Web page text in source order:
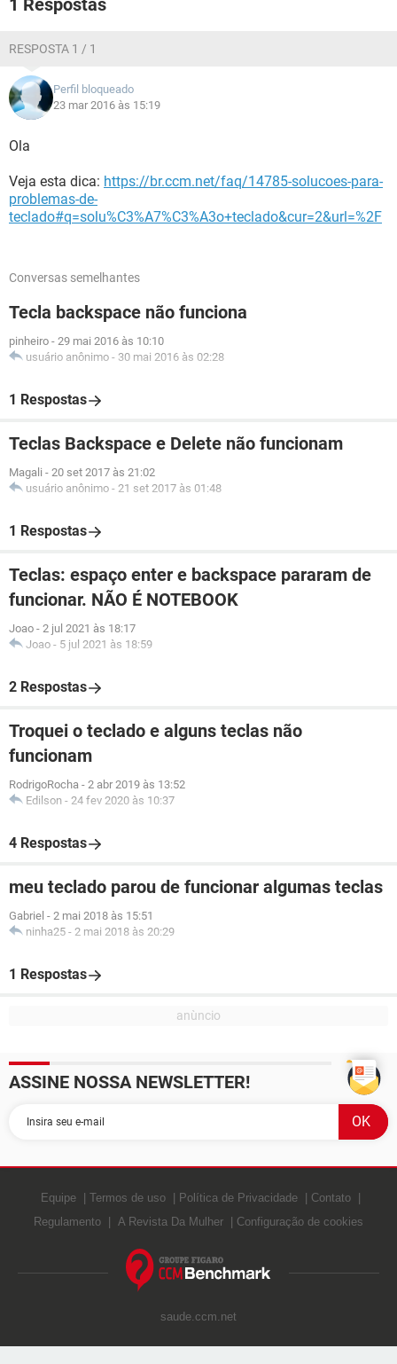
1 Respostas
RESPOSTA 1 / 1
Perfil bloqueado
23 mar 2016 às 15:19
Ola
Veja esta dica: https://br.ccm.net/faq/14785-solucoes-para-
problemas-de-
teclado#q=solu%C3%A7%C3%A3o+teclado&cur=2&url=%2F
Conversas semelhantes
Tecla backspace não funciona
pinheiro - 29 mai 2016 às 10:10
usuário anônimo - 30 mai 2016 às 02:28
1 Respostas
Teclas Backspace e Delete não funcionam
Magali - 20 set 2017 às 21:02
usuário anônimo - 21 set 2017 às 01:48
1 Respostas
Teclas: espaço enter e backspace pararam de
funcionar. NÃO É NOTEBOOK
Joao - 2 jul 2021 às 18:17
Joao - 5 jul 2021 às 18:59
2 Respostas
Troquei o teclado e alguns teclas não
funcionam
RodrigoRocha - 2 abr 2019 às 13:52
Edilson - 24 fev 2020 às 10:37
4 Respostas
meu teclado parou de funcionar algumas teclas
Gabriel - 2 mai 2018 às 15:51
ninha25 - 2 mai 2018 às 20:29
1 Respostas
ASSINE NOSSA NEWSLETTER!
Equipe Termos de uso Política de Privacidade
Contato
Regulamento
A Revista Da Mulher Configuração de cookies
saude.ccm.net